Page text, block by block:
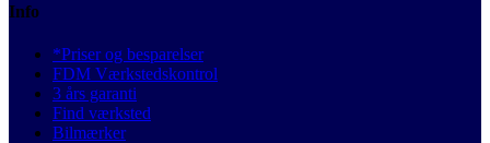
Info
*Priser og besparelser
FDM Værkstedskontrol
3 års garanti
Find værksted
Bilmærker